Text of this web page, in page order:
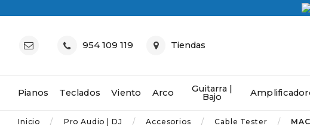
954 109 119 Tiendas
Pianos Teclados Viento Arco Guitarra |
Bajo
Inicio Pro Audio | DJ Accesorios Cable Tester